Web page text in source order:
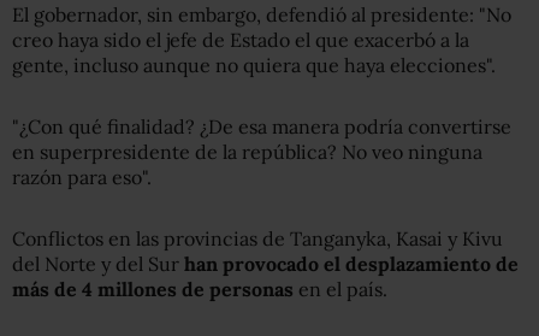
El gobernador, sin embargo, defendió al presidente: "No
creo haya sido el jefe de Estado el que exacerbó a la
gente, incluso aunque no quiera que haya elecciones".
"¿Con qué finalidad? ¿De esa manera podría convertirse
en superpresidente de la república? No veo ninguna
razón para eso".
Conflictos en las provincias de Tanganyka, Kasai y Kivu
del Norte y del Sur han provocado el desplazamiento de
más de 4 millones de personas en el país.